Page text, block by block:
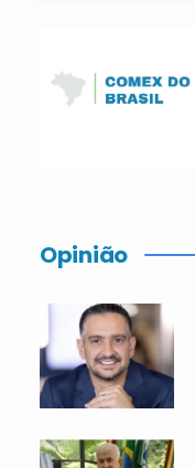
Opinião